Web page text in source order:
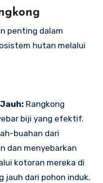
penting dalam
hutan melalui
Rangkong
biji yang efektif.
buahan dari
dan menyebarkan
kotoran mereka di
dari pohon induk.